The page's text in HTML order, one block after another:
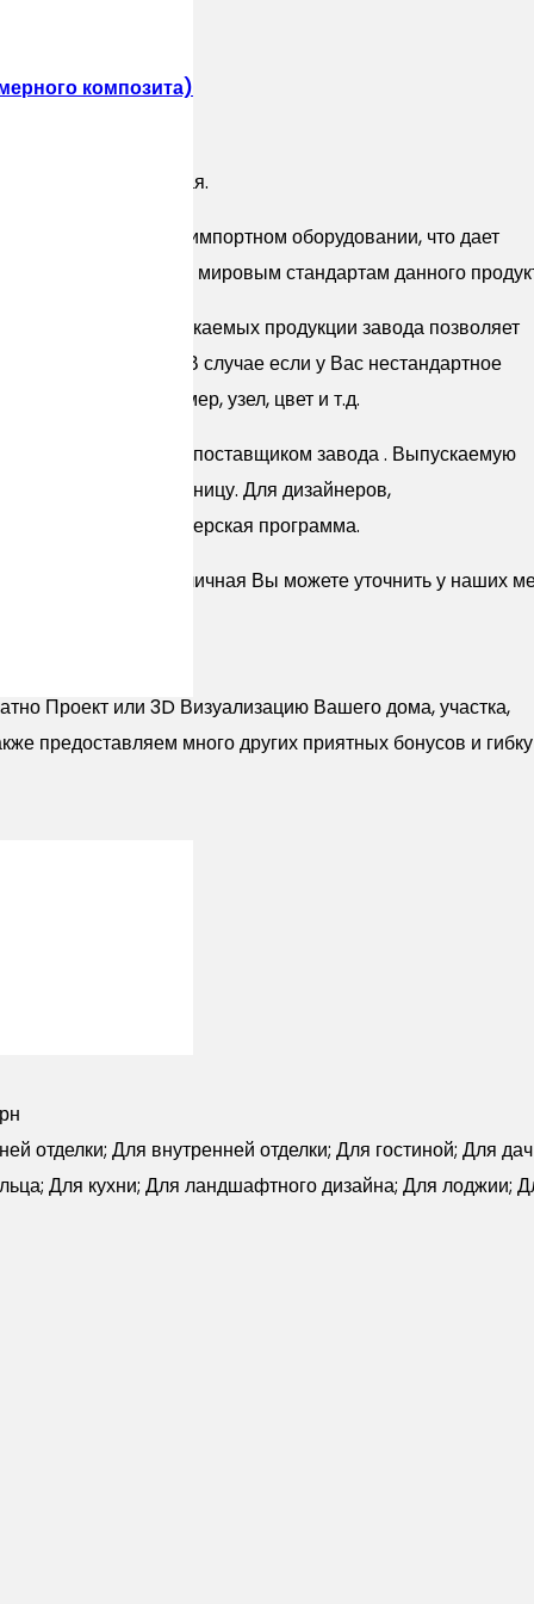
композита)
Цесария горчичная.
импортном оборудовании, что дает
соответствующие мировым стандартам данного
систем выпускаемых продукции завода позволяет
так и визуальные. В случае если у Вас нестандартное
форму, размер, узел, цвет и т.д.
представителем и поставщиком завода . Выпускаемую
оптом так и в розницу. Для дизайнеров,
специальная партнерская программа.
Цесария горчичная Вы можете уточнить у наших
Проект или 3D Визуализацию Вашего дома, участка,
предоставляем много других приятных бонусов и
отделки; Для внутренней отделки; Для гостиной; Для
Для кухни; Для ландшафтного дизайна; Для лоджии;